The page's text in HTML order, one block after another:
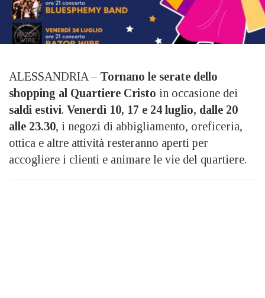
ALESSANDRIA – Tornano le serate dello
shopping al Quartiere Cristo in occasione dei
saldi estivi. Venerdì 10, 17 e 24 luglio, dalle 20
alle 23.30, i negozi di abbigliamento, oreficeria,
ottica e altre attività resteranno aperti per
accogliere i clienti e animare le vie del quartiere.